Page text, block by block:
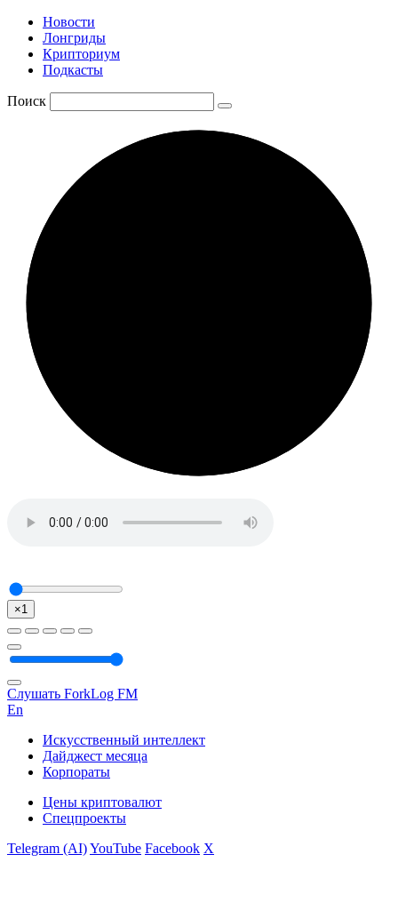
Новости
Лонгриды
Крипториум
Подкасты
Поиск
×1
Слушать ForkLog FM
En
Искусственный интеллект
Дайджест месяца
Корпораты
Цены криптовалют
Спецпроекты
Telegram (AI)YouTube Facebook X